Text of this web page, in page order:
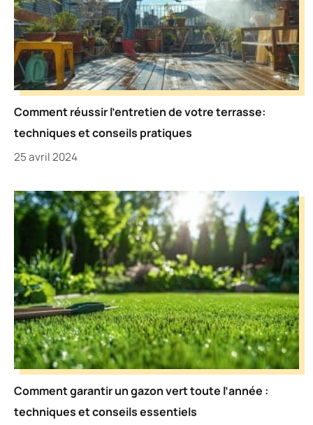
Comment réussir l’entretien de votre terrasse:
techniques et conseils pratiques
25 avril 2024
Comment garantir un gazon vert toute l’année :
techniques et conseils essentiels